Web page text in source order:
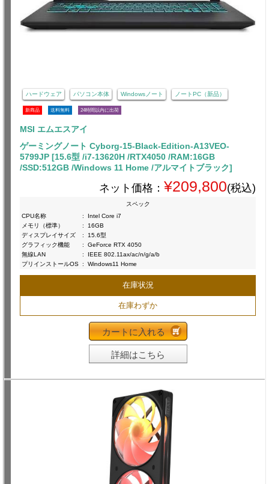
ハードウェア パソコン本体 Windowsノート ノートPC（新品）
新商品 送料無料 24時間以内に出荷
MSI エムエスアイ
ゲーミングノート Cyborg-15-Black-Edition-A13VEO-
5799JP [15.6型 /i7-13620H /RTX4050 /RAM:16GB
/SSD:512GB /Windows 11 Home /アルマイトブラック]
ネット価格： ¥209,800(税込)
スペック
CPU名称
:
Intel Core i7
メモリ（標準）
:
16GB
ディスプレイサイズ
:
15.6型
グラフィック機能
:
GeForce RTX 4050
無線LAN
:
IEEE 802.11ax/ac/n/g/a/b
プリインストールOS : Windows11 Home
在庫状況
在庫わずか
カートに入れる
詳細はこちら